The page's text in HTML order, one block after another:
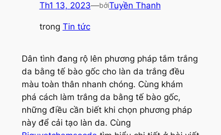
Th1 13, 2023—bởiTuyền Thanh
trong Tin tức
Dân tình đang rộ lên phương pháp tắm trắng
da bằng tế bào gốc cho làn da trắng đều
màu toàn thân nhanh chóng. Cùng khám
phá cách làm trắng da bằng tế bào gốc,
những điều cần biết khi chọn phương pháp
này để cải tạo làn da. Cùng